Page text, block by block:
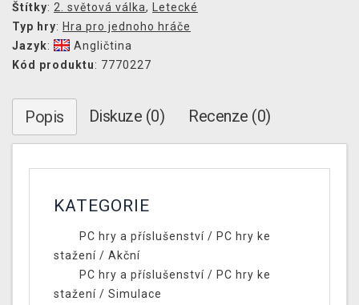
Štítky: 2. světová válka, Letecké
Typ hry: Hra pro jednoho hráče
Jazyk:
Angličtina
Kód produktu: 7770227
Popis Diskuze (0) Recenze (0)
KATEGORIE
PC hry a příslušenství/ PC hry ke
stažení / Akční
PC hry a příslušenství/ PC hry ke
stažení / Simulace